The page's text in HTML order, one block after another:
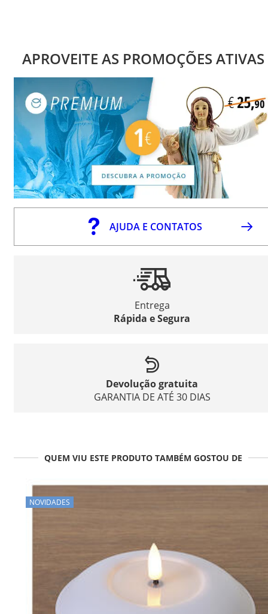
APROVEITE AS PROMOÇÕES ATIVAS
AJUDA E CONTATOS
Entrega
Rápida e Segura
Devolução gratuita
GARANTIA DE ATÉ 30 DIAS
QUEM VIU ESTE PRODUTO TAMBÉM GOSTOU DE
NOVIDADES